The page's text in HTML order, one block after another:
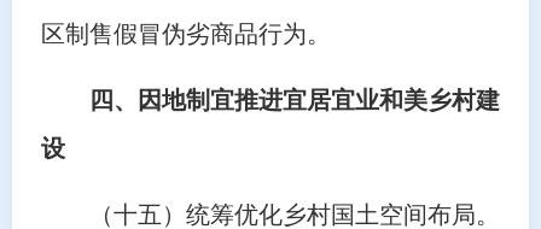
区制售假冒伪劣商品行为。
四、因地制宜推进宜居宜业和美乡村建
设
（十五）统筹优化乡村国土空间布局。